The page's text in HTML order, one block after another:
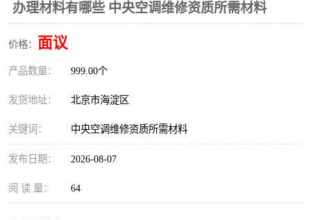
办理材料有哪些 中央空调维修资质所需材料
价格： 面议
产品数量： 999.00个
发货地址： 北京市海淀区
关键词： 中央空调维修资质所需材料
发布日期： 2026-08-07
阅 读 量： 64